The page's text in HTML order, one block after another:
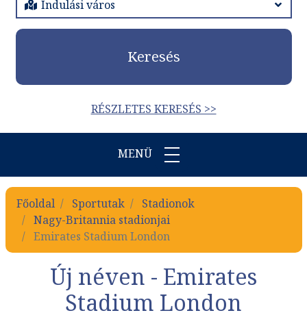
Keresés
RÉSZLETES KERESÉS >>
MENÜ
Főoldal Sportutak
Stadionok
Nagy-Britannia stadionjai
Emirates Stadium London
Új néven - Emirates
Stadium London